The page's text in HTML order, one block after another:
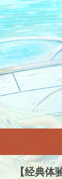
活
【经典体